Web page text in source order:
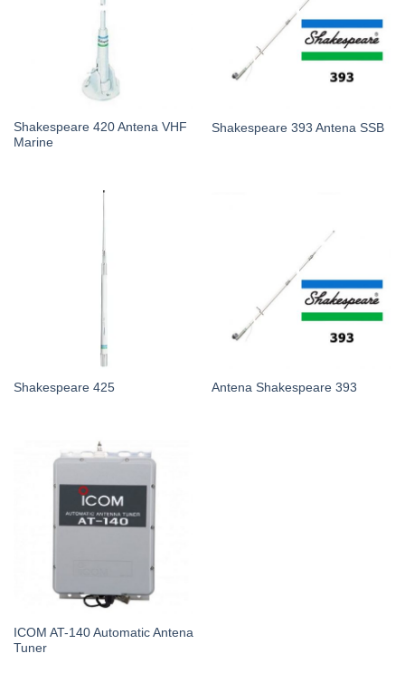
Shakespeare 420 Antena VHF
Marine
Shakespeare 393 Antena SSB
Shakespeare 425 Antena Shakespeare 393
ICOM AT-140 Automatic Antena
Tuner